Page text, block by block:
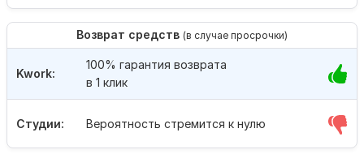
Возврат средств (в случае просрочки)
Студии: Вероятность стремится к нулю
Kwork:
100% гарантия возврата
в 1 клик